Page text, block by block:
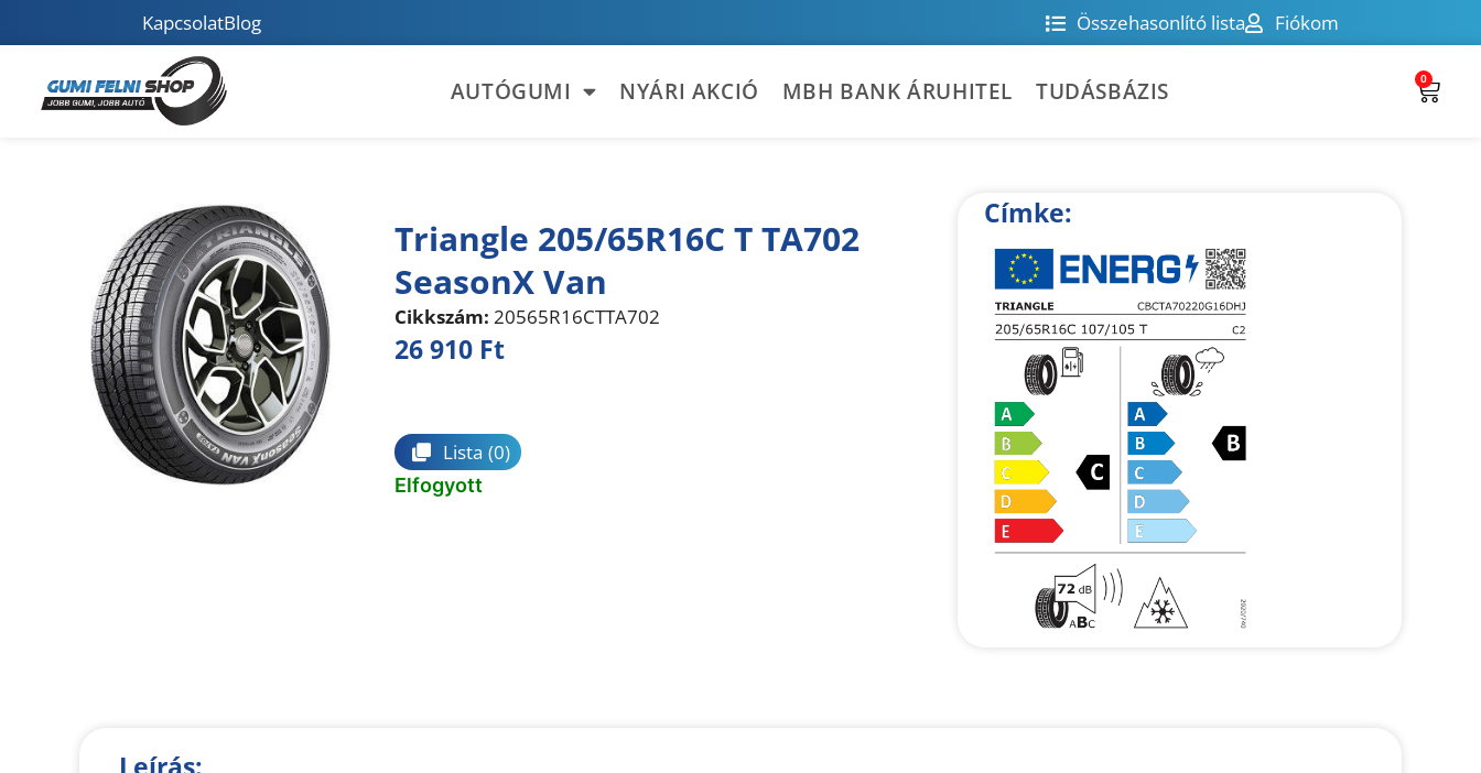
KapcsolatBlog Összehasonlító lista Fiókom
AUTÓGUMI NYÁRI AKCIÓ MBH BANK ÁRUHITEL TUDÁSBÁZIS 0
Triangle 205/65R16C T TA702
SeasonX Van
Cikkszám: 20565R16CTTA702
26 910 Ft
Lista (0)
Elfogyott
Címke: